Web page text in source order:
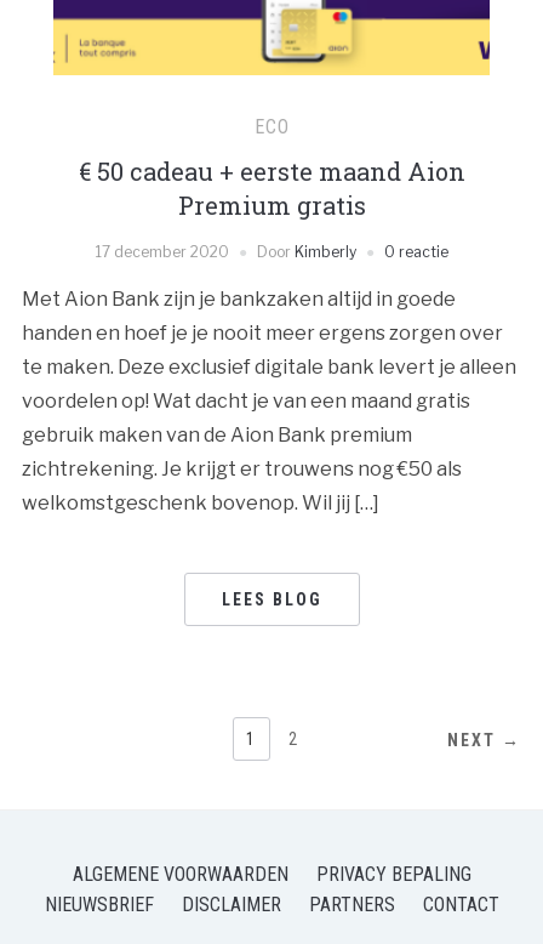
ECO
€ 50 cadeau + eerste maand Aion
Premium gratis
17 december 2020 Door Kimberly 0 reactie
Met Aion Bank zijn je bankzaken altijd in goede
handen en hoef je je nooit meer ergens zorgen over
te maken. Deze exclusief digitale bank levert je alleen
voordelen op! Wat dacht je van een maand gratis
gebruik maken van de Aion Bank premium
zichtrekening. Je krijgt er trouwens nog €50 als
welkomstgeschenk bovenop. Wil jij […]
LEES BLOG
BERICHTNAVIGATIE
1 2 NEXT →
ALGEMENE VOORWAARDEN
PRIVACY BEPALING
NIEUWSBRIEF
DISCLAIMER PARTNERS CONTACT